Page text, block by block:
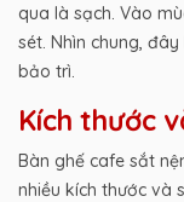
qua là sạch. Vào
sét. Nhìn chung,
bảo trì.
Kích thước
Bàn ghế cafe sắt
nhiều kích thước và